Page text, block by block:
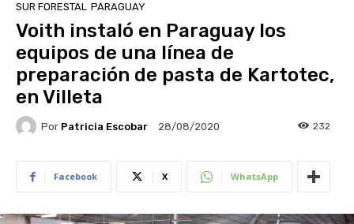
SUR FORESTAL PARAGUAY
Voith instaló en Paraguay los
equipos de una línea de
preparación de pasta de Kartotec,
en Villeta
Por Patricia Escobar 28/08/2020 232
Facebook X WhatsApp